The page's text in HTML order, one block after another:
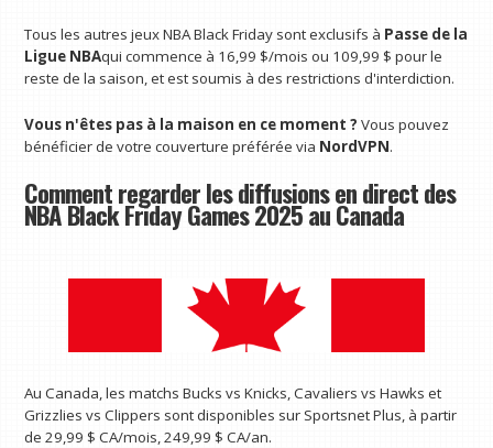
Tous les autres jeux NBA Black Friday sont exclusifs à Passe de la
Ligue NBAqui commence à 16,99 $/mois ou 109,99 $ pour le
reste de la saison, et est soumis à des restrictions d'interdiction.
Vous n'êtes pas à la maison en ce moment ? Vous pouvez
bénéficier de votre couverture préférée via NordVPN.
Comment regarder les diffusions en direct des
NBA Black Friday Games 2025 au Canada
Au Canada, les matchs Bucks vs Knicks, Cavaliers vs Hawks et
Grizzlies vs Clippers sont disponibles sur Sportsnet Plus, à partir
de 29,99 $ CA/mois, 249,99 $ CA/an.